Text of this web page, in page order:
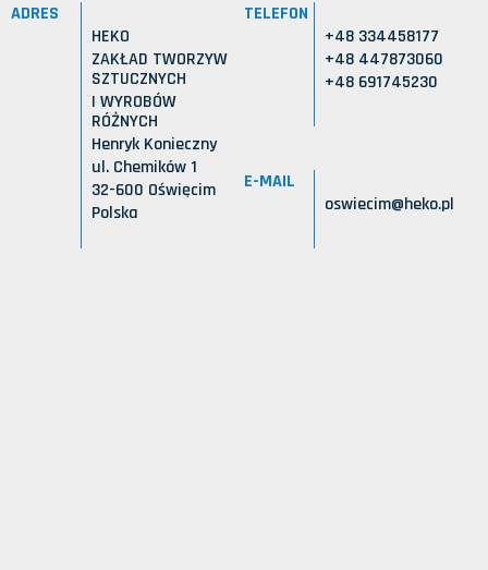
ADRES
HEKO
ZAKŁAD TWORZYW
SZTUCZNYCH
I WYROBÓW
RÓŻNYCH
Henryk Konieczny
ul. Chemików 1
32-600 Oświęcim
Polska
TELEFON
+48 334458177
+48 447873060
+48 691745230
E-MAIL
oswiecim@heko.pl